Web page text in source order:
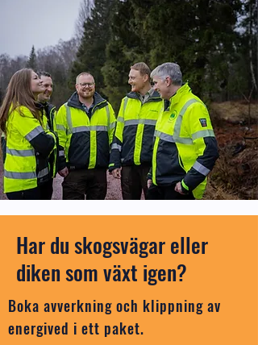
Har du skogsvägar eller
diken som växt igen?
Boka avverkning och klippning av
energived i ett paket.